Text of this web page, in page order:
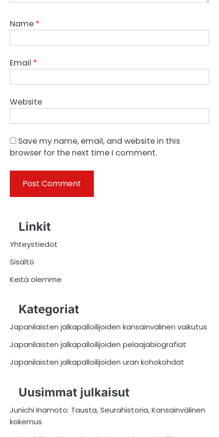
Name *
Email *
Website
Save my name, email, and website in this
browser for the next time I comment.
Linkit
Yhteystiedot
Sisältö
Keitä olemme
Kategoriat
Japanilaisten jalkapalloilijoiden kansainvälinen vaikutus
Japanilaisten jalkapalloilijoiden pelaajabiografiat
Japanilaisten jalkapalloilijoiden uran kohokohdat
Uusimmat julkaisut
Junichi Inamoto: Tausta, Seurahistoria, Kansainvälinen
kokemus